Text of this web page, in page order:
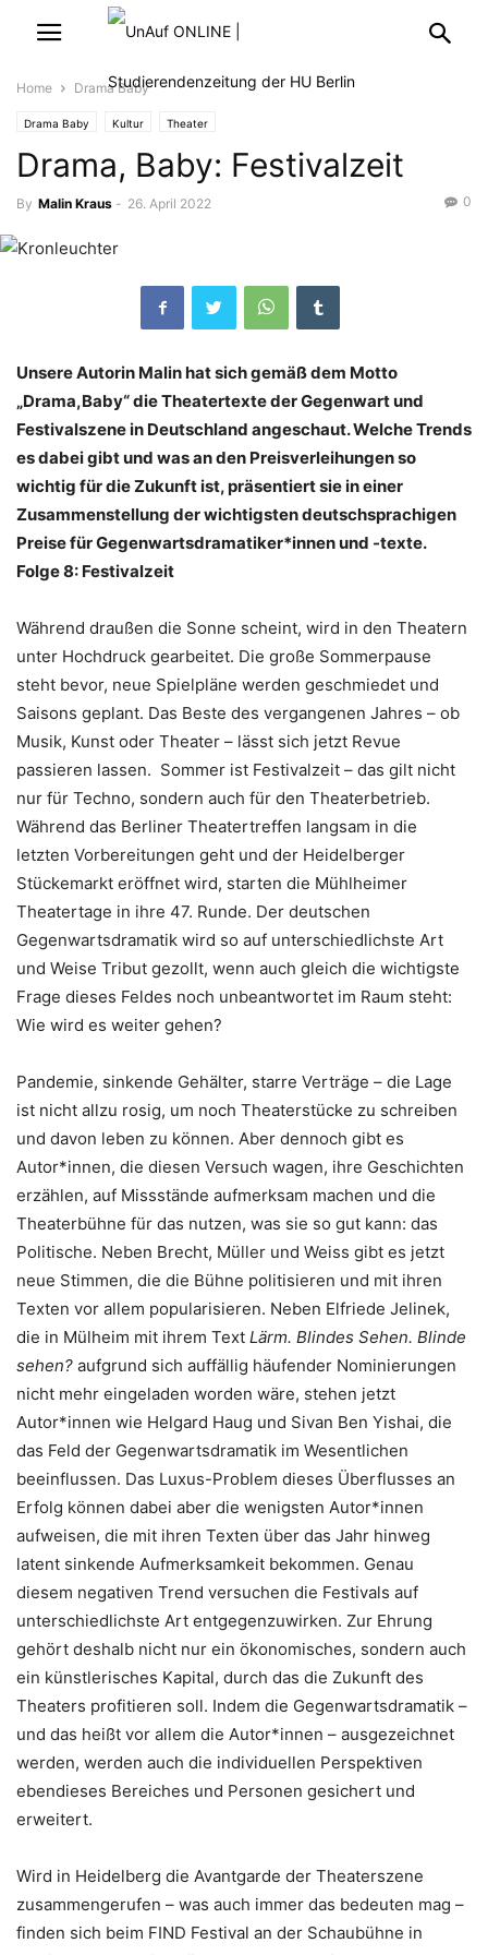
Home Drama Baby
Drama Baby Kultur Theater
Drama, Baby: Festivalzeit
By Malin Kraus - 26. April 2022 0
Unsere Autorin Malin hat sich gemäß dem Motto
„Drama,Baby“ die Theatertexte der Gegenwart und
Festivalszene in Deutschland angeschaut. Welche Trends
es dabei gibt und was an den Preisverleihungen so
wichtig für die Zukunft ist, präsentiert sie in einer
Zusammenstellung der wichtigsten deutschsprachigen
Preise für Gegenwartsdramatiker*innen und -texte.
Folge 8: Festivalzeit
Während draußen die Sonne scheint, wird in den Theatern
unter Hochdruck gearbeitet. Die große Sommerpause
steht bevor, neue Spielpläne werden geschmiedet und
Saisons geplant. Das Beste des vergangenen Jahres – ob
Musik, Kunst oder Theater – lässt sich jetzt Revue
passieren lassen. Sommer ist Festivalzeit – das gilt nicht
nur für Techno, sondern auch für den Theaterbetrieb.
Während das Berliner Theatertreffen langsam in die
letzten Vorbereitungen geht und der Heidelberger
Stückemarkt eröffnet wird, starten die Mühlheimer
Theatertage in ihre 47. Runde. Der deutschen
Gegenwartsdramatik wird so auf unterschiedlichste Art
und Weise Tribut gezollt, wenn auch gleich die wichtigste
Frage dieses Feldes noch unbeantwortet im Raum steht:
Wie wird es weiter gehen?
Pandemie, sinkende Gehälter, starre Verträge – die Lage
ist nicht allzu rosig, um noch Theaterstücke zu schreiben
und davon leben zu können. Aber dennoch gibt es
Autor*innen, die diesen Versuch wagen, ihre Geschichten
erzählen, auf Missstände aufmerksam machen und die
Theaterbühne für das nutzen, was sie so gut kann: das
Politische. Neben Brecht, Müller und Weiss gibt es jetzt
neue Stimmen, die die Bühne politisieren und mit ihren
Texten vor allem popularisieren. Neben Elfriede Jelinek,
die in Mülheim mit ihrem Text Lärm. Blindes Sehen. Blinde
sehen? aufgrund sich auffällig häufender Nominierungen
nicht mehr eingeladen worden wäre, stehen jetzt
Autor*innen wie Helgard Haug und Sivan Ben Yishai, die
das Feld der Gegenwartsdramatik im Wesentlichen
beeinflussen. Das Luxus-Problem dieses Überflusses an
Erfolg können dabei aber die wenigsten Autor*innen
aufweisen, die mit ihren Texten über das Jahr hinweg
latent sinkende Aufmerksamkeit bekommen. Genau
diesem negativen Trend versuchen die Festivals auf
unterschiedlichste Art entgegenzuwirken. Zur Ehrung
gehört deshalb nicht nur ein ökonomisches, sondern auch
ein künstlerisches Kapital, durch das die Zukunft des
Theaters profitieren soll. Indem die Gegenwartsdramatik –
und das heißt vor allem die Autor*innen – ausgezeichnet
werden, werden auch die individuellen Perspektiven
ebendieses Bereiches und Personen gesichert und
erweitert.
Wird in Heidelberg die Avantgarde der Theaterszene
zusammengerufen – was auch immer das bedeuten mag –
finden sich beim FIND Festival an der Schaubühne in